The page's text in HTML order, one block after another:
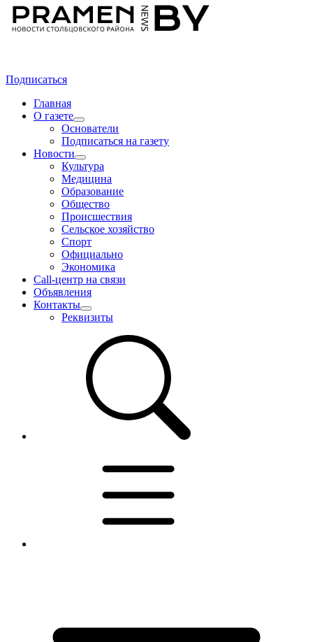
Подписаться
Главная
О газете
Основатели
Подписаться на газету
Новости
Культура
Медицина
Образование
Общество
Происшествия
Сельское хозяйство
Спорт
Официально
Экономика
Call-центр на связи
Объявления
Контакты
Реквизиты